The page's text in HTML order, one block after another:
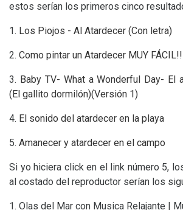
estos serían los primeros cinco
1. Los Piojos - Al Atardecer (Con letra)
2. Como pintar un Atardecer MUY FÁCIL
3. Baby TV- What a Wonderful Day- El
(El gallito dormilón)(Versión 1)
4. El sonido del atardecer en la playa
5. Amanecer y atardecer en el campo
Si yo hiciera click en el link número 5,
al costado del reproductor serían los
1. Olas del Mar con Musica Relajante |